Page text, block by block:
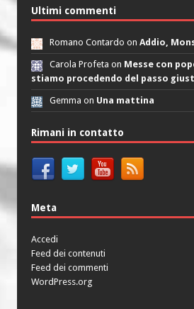
Ultimi commenti
Romano Contardo on Addio,
Carola Profeta on Messe con
stiamo procedendo del passo
Gemma on Una mattina
Rimani in contatto
Meta
Accedi
Feed dei contenuti
Feed dei commenti
WordPress.org